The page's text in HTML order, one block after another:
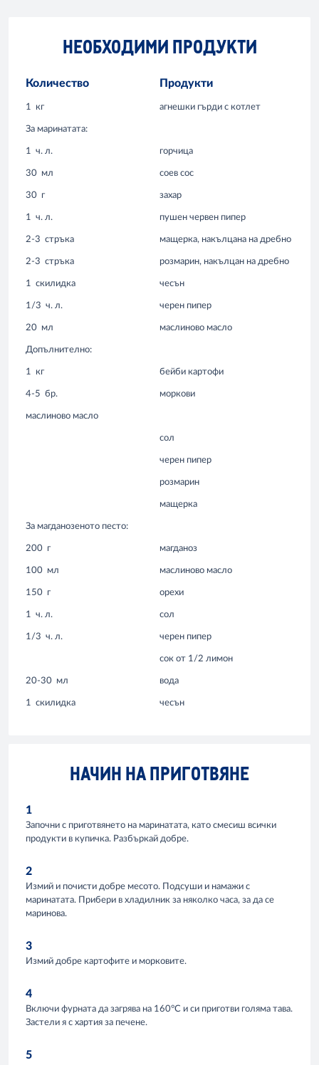
НЕОБХОДИМИ ПРОДУКТИ
Количество Продукти
1 кг агнешки гърди с котлет
За маринатата:
1 ч. л. горчица
30 мл соев сос
30 г захар
1 ч. л. пушен червен пипер
2-3 стръка мащерка, накълцана на дребно
2-3 стръка розмарин, накълцан на дребно
1 скилидка чесън
1/3 ч. л. черен пипер
20 мл маслиново масло
Допълнително:
1 кг бейби картофи
4-5 бр. моркови
маслиново масло
сол
черен пипер
розмарин
мащерка
За магданозеното песто:
200 г магданоз
100 мл маслиново масло
150 г орехи
1 ч. л. сол
1/3 ч. л. черен пипер
сок от 1/2 лимон
20-30 мл вода
1 скилидка чесън
НАЧИН НА ПРИГОТВЯНЕ
1
Започни с приготвянето на маринатата, като смесиш всички
продукти в купичка. Разбъркай добре.
2
Измий и почисти добре месото. Подсуши и намажи с
маринатата. Прибери в хладилник за няколко часа, за да се
маринова.
3
Измий добре картофите и морковите.
4
Включи фурната да загрява на 160°C и си приготви голяма тава.
Застели я с хартия за печене.
5